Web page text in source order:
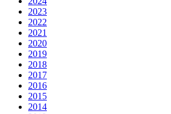
2023
2022
2021
2020
2019
2018
2017
2016
2015
2014